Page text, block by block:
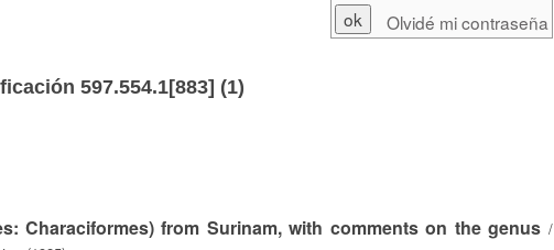
597.554.1[883] (1)
Characiformes) from Surinam, with comments on the genus /
Olvidé mi contraseña